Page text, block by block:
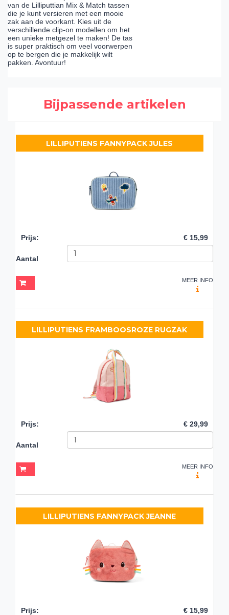
van de Lilliputtian Mix & Match tassen
die je kunt versieren met een mooie
zak aan de voorkant. Kies uit de
verschillende clip-on modellen om het
een unieke metgezel te maken! De tas
is super praktisch om veel voorwerpen
op te bergen die je makkelijk wilt
pakken. Avontuur!
Bijpassende artikelen
LILLIPUTIENS FANNYPACK JULES
Prijs: € 15,99
Aantal
MEER INFO
LILLIPUTIENS FRAMBOOSROZE RUGZAK
Prijs: € 29,99
Aantal
MEER INFO
LILLIPUTIENS FANNYPACK JEANNE
Prijs: € 15,99